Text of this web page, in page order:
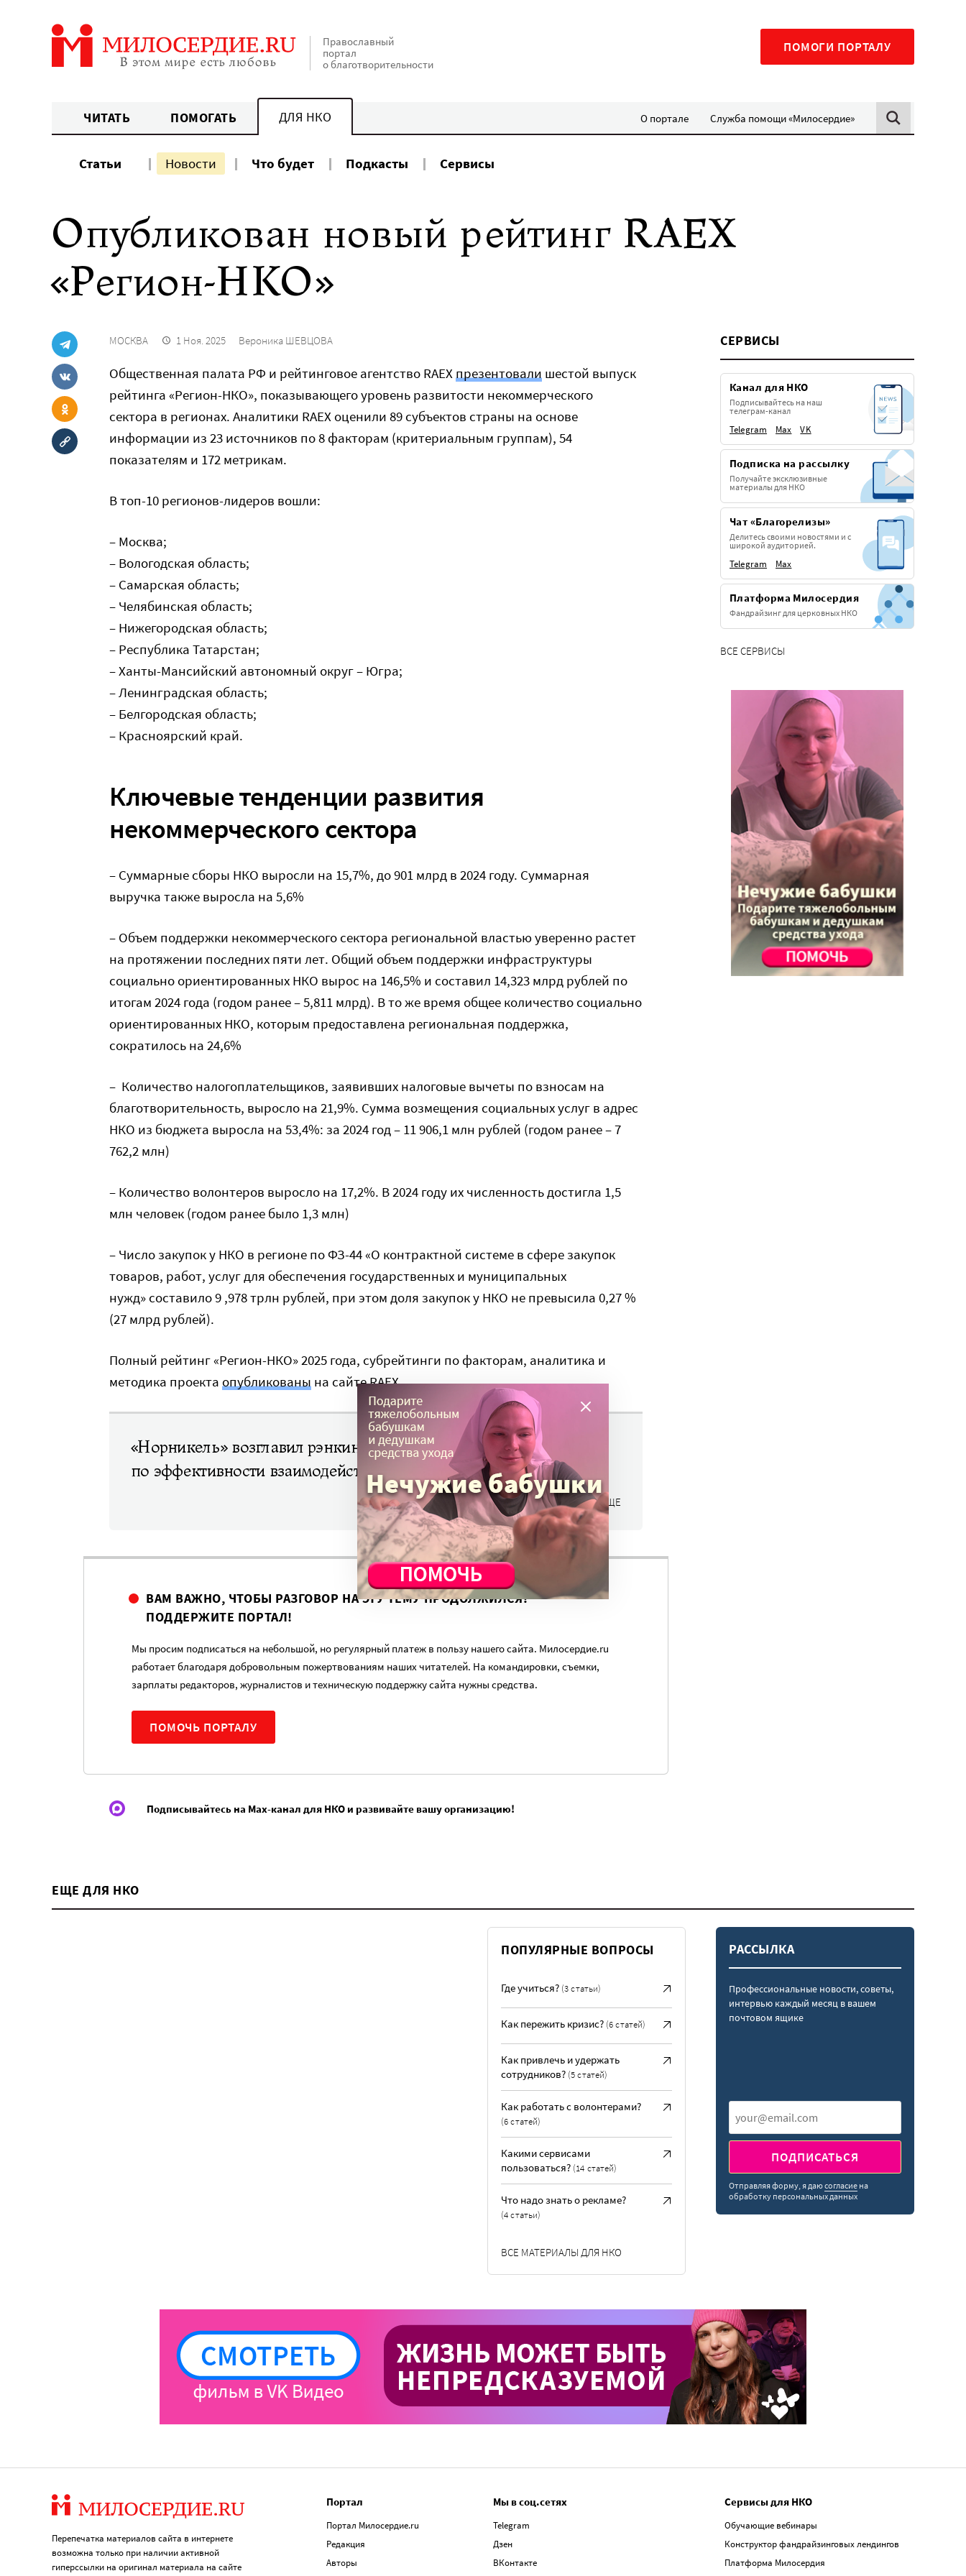
Православный
портал
о благотворительности
ПОМОГИ ПОРТАЛУ
ЧИТАТЬ ПОМОГАТЬ ДЛЯ НКО О портале Служба помощи «Милосердие»
Статьи Новости Что будет Подкасты Сервисы
Опубликован новый рейтинг RAEX
«Регион-НКО»
МОСКВА 1 Ноя. 2025 Вероника ШЕВЦОВА
Общественная палата РФ и рейтинговое агентство RAEXпрезентовали шестой выпуск
рейтинга «Регион-НКО», показывающего уровень развитости некоммерческого
сектора в регионах. Аналитики RAEX оценили 89 субъектов страны на основе
информации из 23 источников по 8 факторам (критериальным группам), 54
показателям и 172 метрикам.
В топ-10 регионов-лидеров вошли:
– Москва;
– Вологодская область;
– Самарская область;
– Челябинская область;
– Нижегородская область;
– Республика Татарстан;
– Ханты-Мансийский автономный округ – Югра;
– Ленинградская область;
– Белгородская область;
– Красноярский край.
Ключевые тенденции развития
некоммерческого сектора
– Суммарные сборы НКО выросли на 15,7%, до 901 млрд в 2024 году. Суммарная
выручка также выросла на 5,6%
– Объем поддержки некоммерческого сектора региональной властью уверенно растет
на протяжении последних пяти лет. Общий объем поддержки инфраструктуры
социально ориентированных НКО вырос на 146,5% и составил 14,323 млрд рублей по
итогам 2024 года (годом ранее – 5,811 млрд). В то же время общее количество социально
ориентированных НКО, которым предоставлена региональная поддержка,
сократилось на 24,6%
– Количество налогоплательщиков, заявивших налоговые вычеты по взносам на
благотворительность, выросло на 21,9%. Сумма возмещения социальных услуг в адрес
НКО из бюджета выросла на 53,4%: за 2024 год – 11 906,1 млн рублей (годом ранее – 7
762,2 млн)
– Количество волонтеров выросло на 17,2%. В 2024 году их численность достигла 1,5
млн человек (годом ранее было 1,3 млн)
– Число закупок у НКО в регионе по ФЗ-44 «О контрактной системе в сфере закупок
товаров, работ, услуг для обеспечения государственных и муниципальных
нужд» составило 9 ,978 трлн рублей, при этом доля закупок у НКО не превысила 0,27 %
(27 млрд рублей).
Полный рейтинг «Регион-НКО» 2025 года, субрейтинги по факторам, аналитика и
методика проекта опубликованы на сайте RAEX.
«Норникель» возглавил рэнкинг RAEX
по эффективности взаимодействия
ЧИТАТЬ ЕЩЕ
ВАМ ВАЖНО, ЧТОБЫ РАЗГОВОР НА ЭТУ ТЕМУ ПРОДОЛЖИЛСЯ?
ПОДДЕРЖИТЕ ПОРТАЛ!
Мы просим подписаться на небольшой, но регулярный платеж в пользу нашего сайта. Милосердие.ru
работает благодаря добровольным пожертвованиям наших читателей. На командировки, съемки,
зарплаты редакторов, журналистов и техническую поддержку сайта нужны средства.
ПОМОЧЬ ПОРТАЛУ
Подписывайтесь на Max-канал для НКО и развивайте вашу организацию!
СЕРВИСЫ
Канал для НКО
Подписывайтесь на наш
телеграм-канал
Telegram Max VK
Подписка на рассылку
Получайте эксклюзивные
материалы для НКО
Чат «Благорелизы»
Делитесь своими новостями и с
широкой аудиторией.
Telegram Max
Платформа Милосердия
Фандрайзинг для церковных НКО
ВСЕ СЕРВИСЫ
ЕЩЕ ДЛЯ НКО
ПОПУЛЯРНЫЕ ВОПРОСЫ
Где учиться? (3 статьи)
Как пережить кризис? (6 статей)
Как привлечь и удержать
сотрудников? (5 статей)
Как работать с волонтерами?
(6 статей)
Какими сервисами
пользоваться? (14 статей)
Что надо знать о рекламе?
(4 статьи)
ВСЕ МАТЕРИАЛЫ ДЛЯ НКО
РАССЫЛКА
Профессиональные новости, советы,
интервью каждый месяц в вашем
почтовом ящике
ПОДПИСАТЬСЯ
Отправляя форму, я даюсогласие на
обработку персональных данных
Перепечатка материалов сайта в интернете
возможна только при наличии активной
гиперссылки на оригинал материала на сайте
Портал
Портал Милосердие.ru
Редакция
Авторы
Мы в соц.сетях
Telegram
Дзен
ВКонтакте
Сервисы для НКО
Обучающие вебинары
Конструктор фандрайзинговых лендингов
Платформа Милосердия